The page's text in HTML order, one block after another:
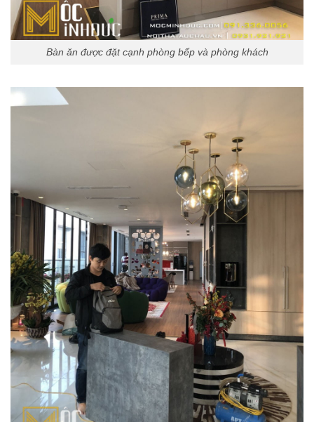
Bàn ăn được đặt cạnh phòng bếp và phòng khách